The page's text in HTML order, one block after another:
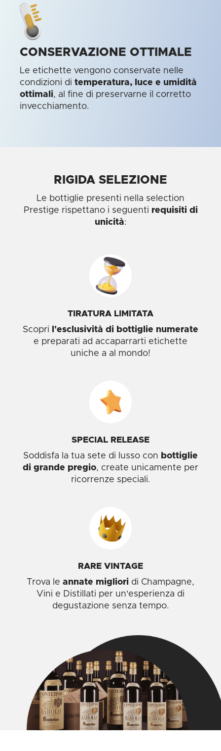
CONSERVAZIONE OTTIMALE
Le etichette vengono conservate nelle
condizioni di temperatura, luce e umidità
ottimali, al fine di preservarne il corretto
invecchiamento.
RIGIDA SELEZIONE
Le bottiglie presenti nella selection
Prestige rispettano i seguenti requisiti di
unicità:
TIRATURA LIMITATA
Scopri
l'esclusività di bottiglie numerate
e preparati ad accaparrarti etichette
uniche a al mondo!
SPECIAL RELEASE
Soddisfa la tua sete di lusso con bottiglie
di grande pregio, create unicamente per
ricorrenze speciali.
RARE VINTAGE
Trova le annate migliori di Champagne,
Vini e Distillati per un'esperienza di
degustazione senza tempo.